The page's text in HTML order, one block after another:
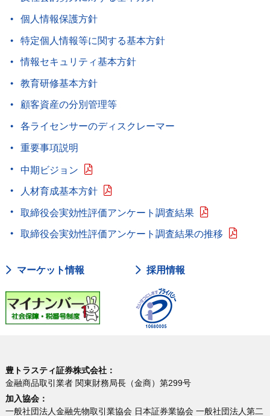
個人情報保護方針
特定個人情報等に関する基本方針
情報セキュリティ基本方針
教育研修基本方針
顧客資産の分別管理等
各ライセンサーのディスクレーマー
重要事項説明
中期ビジョン
人材育成基本方針
取締役会実効性評価アンケート調査結果
取締役会実効性評価アンケート調査結果の推移
マーケット情報 採用情報
豊トラスティ証券株式会社：
金融商品取引業者 関東財務局長（金商）第299号
加入協会：
一般社団法人金融先物取引業協会 日本証券業協会 一般社団法人第二